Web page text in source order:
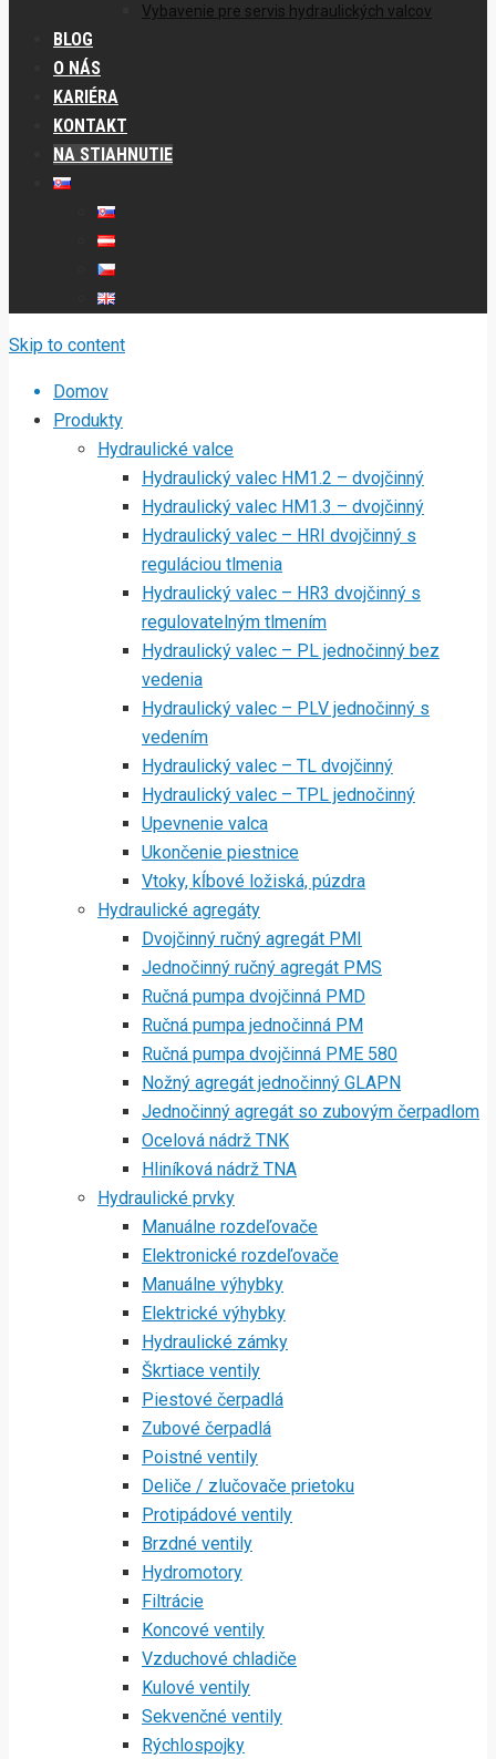
Vybavenie pre servis hydraulických valcov
BLOG
O NÁS
KARIÉRA
KONTAKT
NA STIAHNUTIE
Skip to content
Domov
Produkty
Hydraulické valce
Hydraulický valec HM1.2 – dvojčinný
Hydraulický valec HM1.3 – dvojčinný
Hydraulický valec – HRI dvojčinný s
reguláciou tlmenia
Hydraulický valec – HR3 dvojčinný s
regulovatelným tlmením
Hydraulický valec – PL jednočinný bez
vedenia
Hydraulický valec – PLV jednočinný s
vedením
Hydraulický valec – TL dvojčinný
Hydraulický valec – TPL jednočinný
Upevnenie valca
Ukončenie piestnice
Vtoky, kĺbové ložiská, púzdra
Hydraulické agregáty
Dvojčinný ručný agregát PMI
Jednočinný ručný agregát PMS
Ručná pumpa dvojčinná PMD
Ručná pumpa jednočinná PM
Ručná pumpa dvojčinná PME 580
Nožný agregát jednočinný GLAPN
Jednočinný agregát so zubovým čerpadlom
Ocelová nádrž TNK
Hliníková nádrž TNA
Hydraulické prvky
Manuálne rozdeľovače
Elektronické rozdeľovače
Manuálne výhybky
Elektrické výhybky
Hydraulické zámky
Škrtiace ventily
Piestové čerpadlá
Zubové čerpadlá
Poistné ventily
Deliče / zlučovače prietoku
Protipádové ventily
Brzdné ventily
Hydromotory
Filtrácie
Koncové ventily
Vzduchové chladiče
Kulové ventily
Sekvenčné ventily
Rýchlospojky